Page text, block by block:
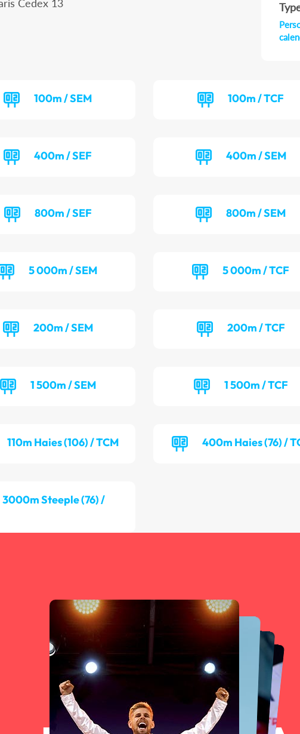
Cedex 13
100m / SEM 100m / TCF
400m / SEF 400m / SEM
800m / SEF 800m / SEM
5 000m / SEM 5 000m / TCF
200m / SEM 200m / TCF
1 500m / SEM 1 500m / TCF
110m Haies (106) / TCM 400m Haies (76) /
3000m Steeple (76) /